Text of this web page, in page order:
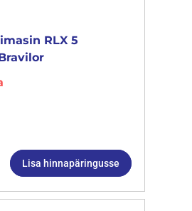
RLX 5
Lisa hinnapäringusse